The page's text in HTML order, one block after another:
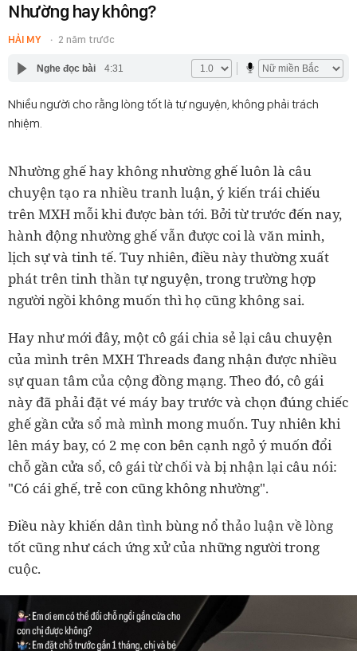
Nhường hay không?
HẢI MY 2 năm trước
Nghe đọc bài 4:31
Nhiều người cho rằng lòng tốt là tự nguyện, không phải trách
nhiệm.
Nhường ghế hay không nhường ghế luôn là câu
chuyện tạo ra nhiều tranh luận, ý kiến trái chiếu
trên MXH mỗi khi được bàn tới. Bởi từ trước đến nay,
hành động nhường ghế vẫn được coi là văn minh,
lịch sự và tinh tế. Tuy nhiên, điều này thường xuất
phát trên tinh thần tự nguyện, trong trường hợp
người ngồi không muốn thì họ cũng không sai.
Hay như mới đây, một cô gái chia sẻ lại câu chuyện
của mình trên MXH Threads đang nhận được nhiều
sự quan tâm của cộng đồng mạng. Theo đó, cô gái
này đã phải đặt vé máy bay trước và chọn đúng chiếc
ghế gần cửa sổ mà mình mong muốn. Tuy nhiên khi
lên máy bay, có 2 mẹ con bên cạnh ngỏ ý muốn đổi
chỗ gần cửa sổ, cô gái từ chối và bị nhận lại câu nói:
"Có cái ghế, trẻ con cũng không nhường".
Điều này khiến dân tình bùng nổ thảo luận về lòng
tốt cũng như cách ứng xử của những người trong
cuộc.